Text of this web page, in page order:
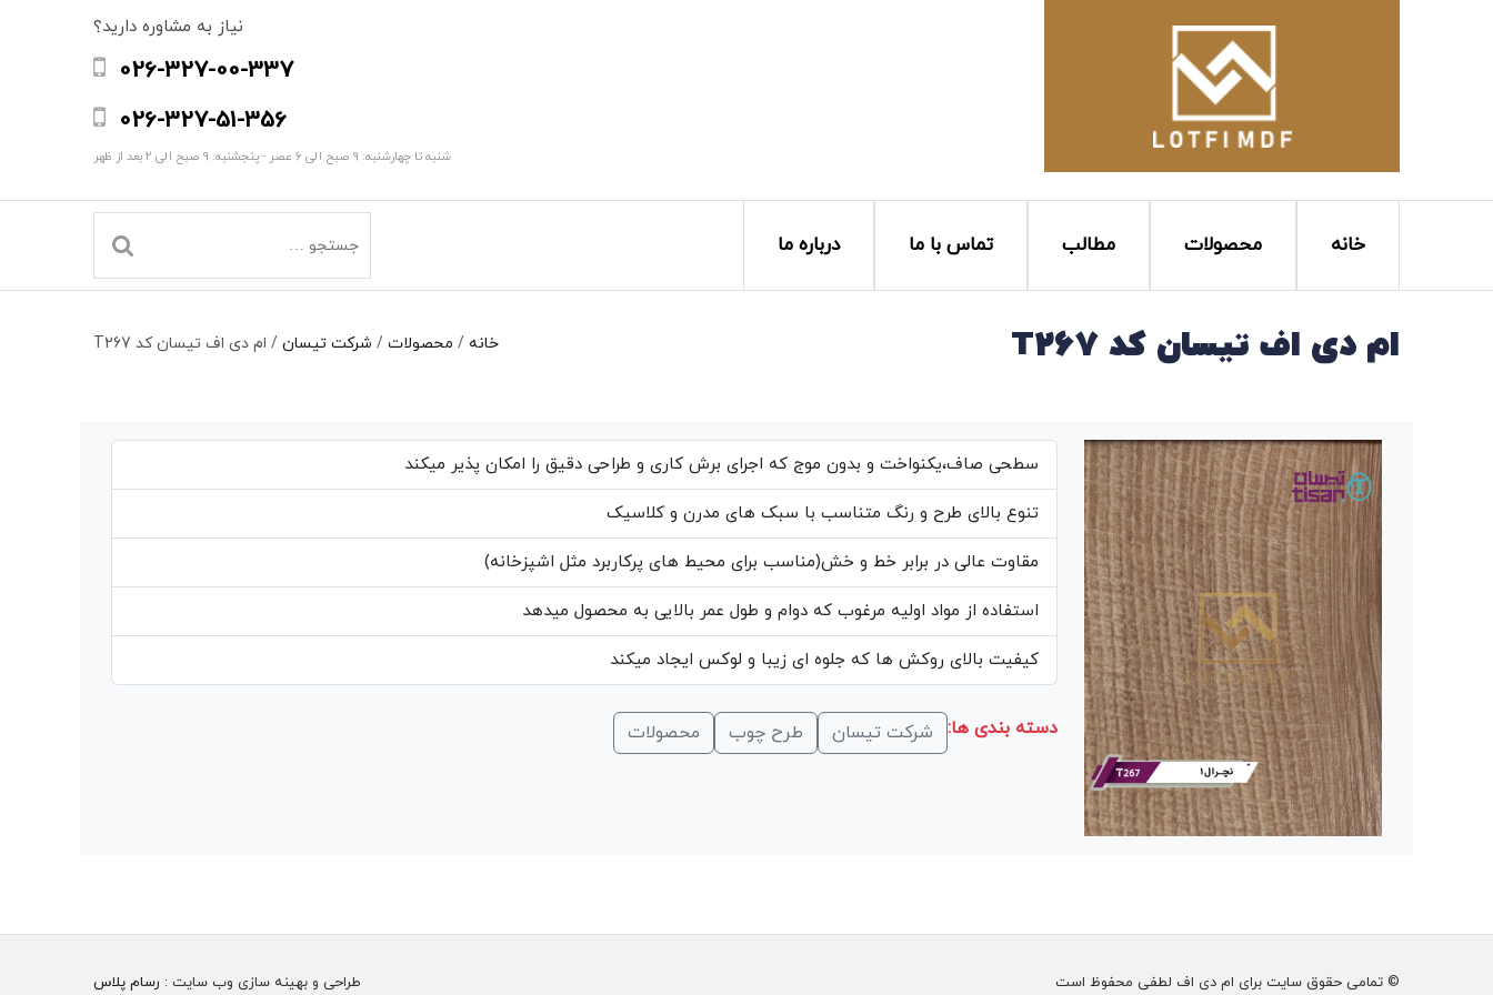
نیاز به مشاوره دارید؟
026-327-00-337
026-327-51-356
شنبه تا چهارشنبه: 9 صبح الی 6 عصر - پنجشنبه: 9 صبح الی 2 بعد از ظهر
خانه محصولات مطالب تماس با ما درباره ما
ام دی اف تیسان کد T267 خانه / محصولات / شرکت تیسان / ام دی اف تیسان کد T267
سطحی صاف،یکنواخت و بدون موج که اجرای برش کاری و طراحی دقیق را امکان پذیر میکند
تنوع بالای طرح و رنگ متناسب با سبک های مدرن و کلاسیک
مقاوت عالی در برابر خط و خش(مناسب برای محیط های پرکاربرد مثل اشپزخانه)
استفاده از مواد اولیه مرغوب که دوام و طول عمر بالایی به محصول میدهد
کیفیت بالای روکش ها که جلوه ای زیبا و لوکس ایجاد میکند
دسته بندی ها: شرکت تیسان طرح چوب محصولات
© تمامی حقوق سایت برای ام دی اف لطفی محفوظ است طراحی و بهینه سازی وب سایت : رسام پلاس